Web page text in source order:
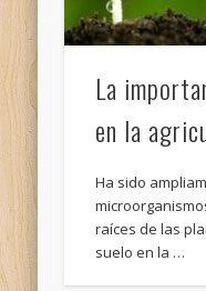
La
en la
Ha sido
raíces de las
suelo en la …